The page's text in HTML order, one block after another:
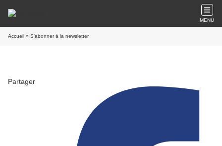
MENU
Accueil » S'abonner à la newsletter
Partager